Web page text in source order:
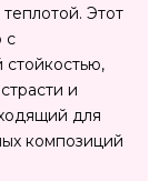
Этот
с
и
для
композиций